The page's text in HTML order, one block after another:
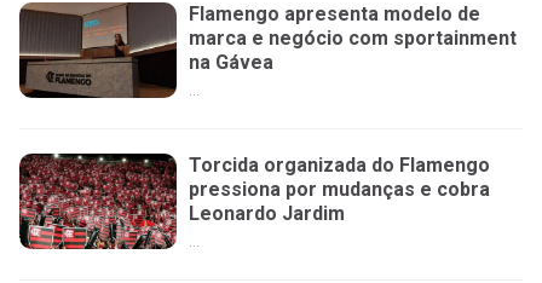
Flamengo apresenta modelo de
marca e negócio com sportainment
na Gávea
Torcida organizada do Flamengo
pressiona por mudanças e cobra
Leonardo Jardim
...